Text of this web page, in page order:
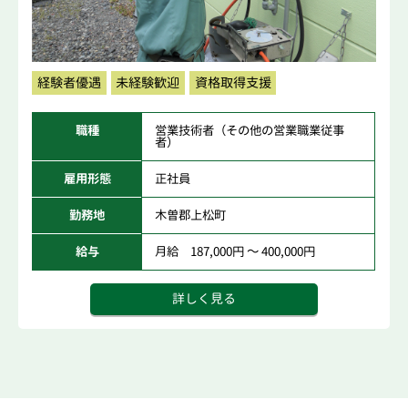
経験者優遇 未経験歓迎 資格取得支援
職種 営業技術者（その他の営業職業従事
者）
雇用形態 正社員
勤務地 木曽郡上松町
給与 月給 187,000円 ～ 400,000円
詳しく見る